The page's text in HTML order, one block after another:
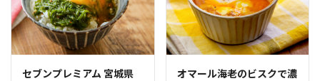
セブンプレミアム 宮城県
オマール海老のビスクで濃